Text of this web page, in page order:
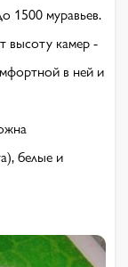
1500 муравьев.
высоту камер -
в ней и
белые и